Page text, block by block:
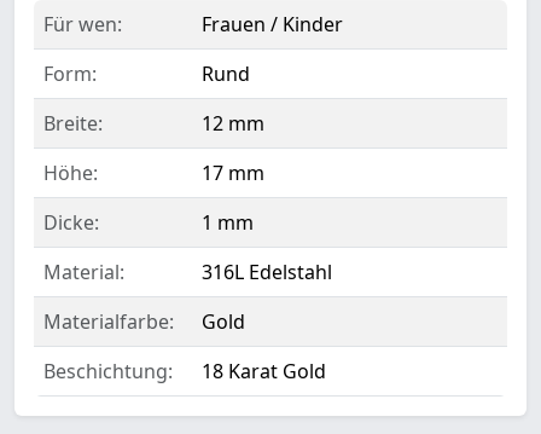
Für wen:
Frauen / Kinder
Form:
Rund
Breite:
12 mm
Höhe:
17 mm
Dicke:
1 mm
Material:
316L Edelstahl
Materialfarbe:
Gold
Beschichtung:
18 Karat Gold